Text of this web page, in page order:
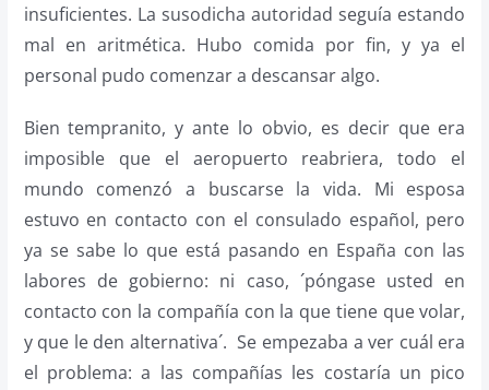
insuficientes. La susodicha autoridad seguía estando
mal en aritmética. Hubo comida por fin, y ya el
personal pudo comenzar a descansar algo.
Bien tempranito, y ante lo obvio, es decir que era
imposible que el aeropuerto reabriera, todo el
mundo comenzó a buscarse la vida. Mi esposa
estuvo en contacto con el consulado español, pero
ya se sabe lo que está pasando en España con las
labores de gobierno: ni caso, ´póngase usted en
contacto con la compañía con la que tiene que volar,
y que le den alternativa´. Se empezaba a ver cuál era
el problema: a las compañías les costaría un pico